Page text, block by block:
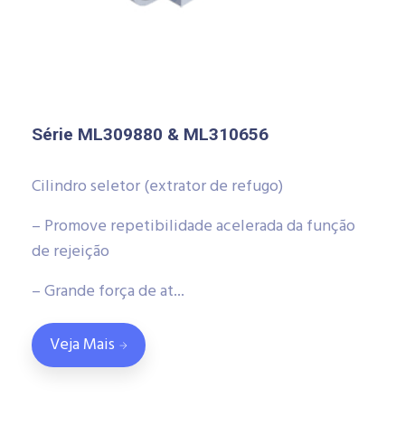
Série ML309880 & ML310656
Cilindro seletor (extrator de refugo)
– Promove repetibilidade acelerada da função
de rejeição
– Grande força de at...
Veja Mais